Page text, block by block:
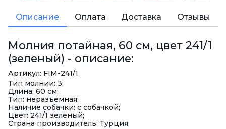
Описание Оплата Доставка Отзывы
Молния потайная, 60 см, цвет 241/1
(зеленый) - описание:
Артикул: FIM-241/1
Тип молнии: 3;
Длина: 60 см;
Тип: неразъемная;
Наличие собачки: с собачкой;
Цвет: 241/1 зеленый;
Страна производитель: Турция;